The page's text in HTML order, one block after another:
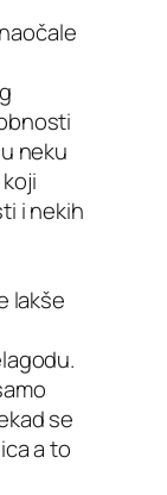
neku
i nekih
lakše
se
a to